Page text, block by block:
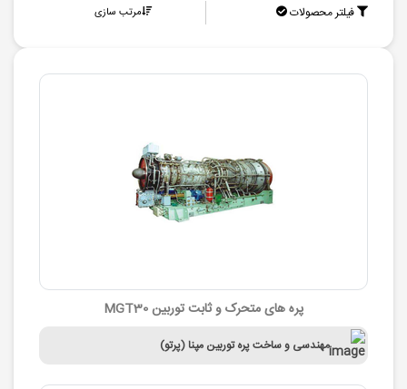
فیلتر محصولات مرتب سازی
پره های متحرک و ثابت توربین MGT30
مهندسی و ساخت پره توربین مپنا (پرتو)